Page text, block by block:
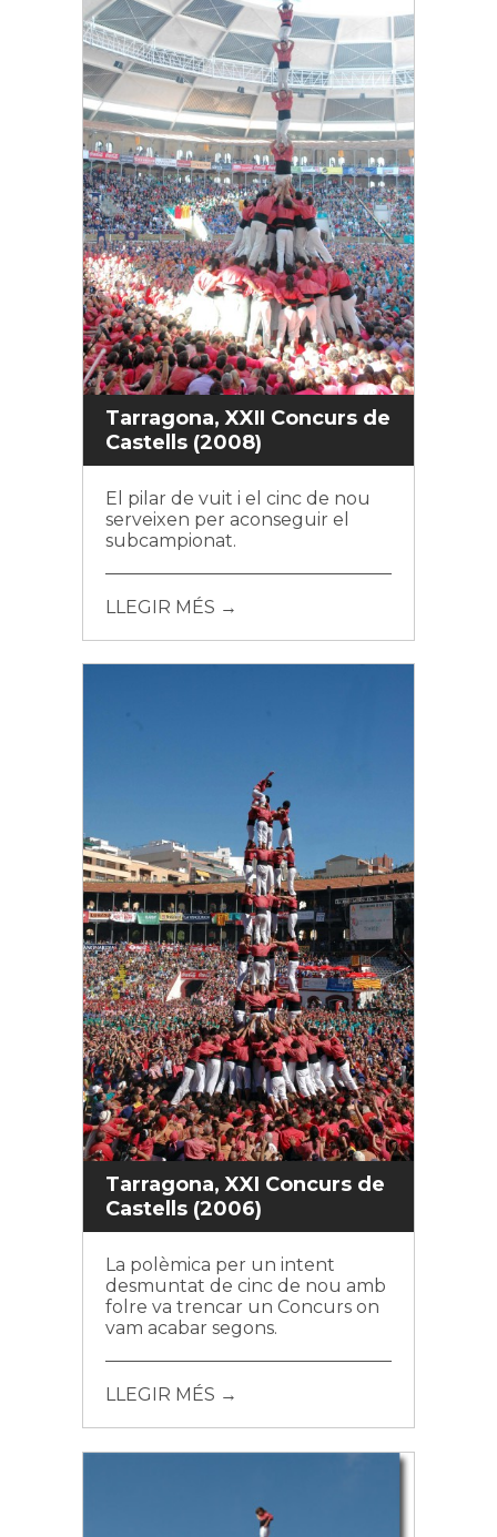
Tarragona, XXII Concurs de
Castells (2008)
El pilar de vuit i el cinc de nou
serveixen per aconseguir el
subcampionat.
LLEGIR MÉS →
Tarragona, XXI Concurs de
Castells (2006)
La polèmica per un intent
desmuntat de cinc de nou amb
folre va trencar un Concurs on
vam acabar segons.
LLEGIR MÉS →